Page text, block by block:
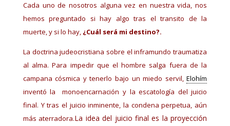
Cada uno de nosotros alguna vez en nuestra vida, nos
hemos preguntado si hay algo tras el transito de la
muerte, y si lo hay, ¿Cuál será mi destino?.
La doctrina judeocristiana sobre el inframundo traumatiza
al alma. Para impedir que el hombre salga fuera de la
campana cósmica y tenerlo bajo un miedo servil,Elohím
inventó la monoencarnación y la escatología del juicio
final. Y tras el juicio inminente, la condena perpetua, aún
más aterradora.La idea del juicio final es la proyección